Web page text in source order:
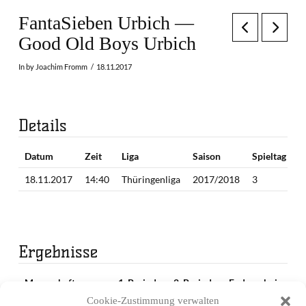
Cookie-Zustimmung verwalten
FantaSieben Urbich —
Good Old Boys Urbich
In by Joachim Fromm 18.11.2017
Details
Datum Zeit Liga Saison
Spieltag
18.11.2017
14:40 Thüringenliga 2017/2018 3
Ergebnisse
Mannschaft 1. Periode 2. Periode
Endergebnis